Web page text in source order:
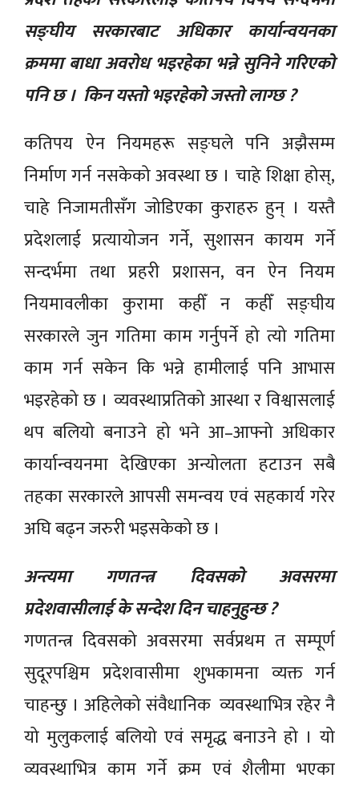
सङ्घीय सरकारबाट अधिकार कार्यान्वयनका
क्रममा बाधा अवरोध भइरहेका भन्ने सुनिने गरिएको
पनि छ । किन यस्तो भइरहेको जस्तो लाग्छ ?
कतिपय ऐन नियमहरू सङ्घले पनि अझैसम्म
निर्माण गर्न नसकेको अवस्था छ । चाहे शिक्षा होस्,
चाहे निजामतीसँग जोडिएका कुराहरु हुन् । यस्तै
प्रदेशलाई प्रत्यायोजन गर्ने, सुशासन कायम गर्ने
सन्दर्भमा तथा प्रहरी प्रशासन, वन ऐन नियम
नियमावलीका कुरामा कहीँ न कहीँ सङ्घीय
सरकारले जुन गतिमा काम गर्नुपर्ने हो त्यो गतिमा
काम गर्न सकेन कि भन्ने हामीलाई पनि आभास
भइरहेको छ । व्यवस्थाप्रतिको आस्था र विश्वासलाई
थप बलियो बनाउने हो भने आ–आफ्नो अधिकार
कार्यान्वयनमा देखिएका अन्योलता हटाउन सबै
तहका सरकारले आपसी समन्वय एवं सहकार्य गरेर
अघि बढ्न जरुरी भइसकेको छ ।
अन्त्यमा गणतन्त्र दिवसको अवसरमा
प्रदेशवासीलाई के सन्देश दिन चाहनुहुन्छ ?
गणतन्त्र दिवसको अवसरमा सर्वप्रथम त सम्पूर्ण
सुदूरपश्चिम प्रदेशवासीमा शुभकामना व्यक्त गर्न
चाहन्छु । अहिलेको संवैधानिक व्यवस्थाभित्र रहेर नै
यो मुलुकलाई बलियो एवं समृद्ध बनाउने हो । यो
व्यवस्थाभित्र काम गर्ने क्रम एवं शैलीमा भएका